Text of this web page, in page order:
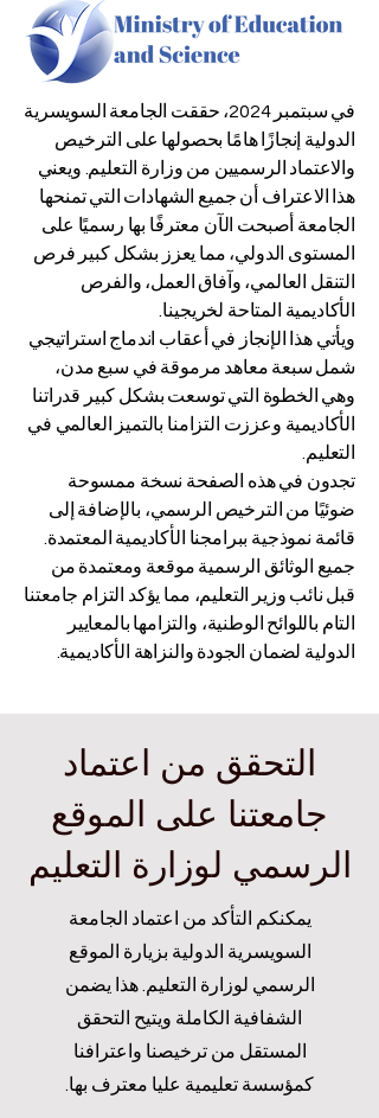
في سبتمبر 2024، حققت الجامعة السويسرية
الدولية إنجازًا هامًا بحصولها على الترخيص
والاعتماد الرسميين من وزارة التعليم. ويعني
هذا الاعتراف أن جميع الشهادات التي تمنحها
الجامعة أصبحت الآن معترفًا بها رسميًا على
المستوى الدولي، مما يعزز بشكل كبير فرص
التنقل العالمي، وآفاق العمل، والفرص
الأكاديمية المتاحة لخريجينا.
ويأتي هذا الإنجاز في أعقاب اندماج استراتيجي
شمل سبعة معاهد مرموقة في سبع مدن،
وهي الخطوة التي توسعت بشكل كبير قدراتنا
الأكاديمية وعززت التزامنا بالتميز العالمي في
التعليم.
تجدون في هذه الصفحة نسخة ممسوحة
ضوئيًا من الترخيص الرسمي، بالإضافة إلى
قائمة نموذجية ببرامجنا الأكاديمية المعتمدة.
جميع الوثائق الرسمية موقعة ومعتمدة من
قبل نائب وزير التعليم، مما يؤكد التزام جامعتنا
التام باللوائح الوطنية، والتزامها بالمعايير
الدولية لضمان الجودة والنزاهة الأكاديمية.
التحقق من اعتماد
جامعتنا على الموقع
الرسمي لوزارة التعليم
يمكنكم التأكد من اعتماد الجامعة
السويسرية الدولية بزيارة الموقع
الرسمي لوزارة التعليم. هذا يضمن
الشفافية الكاملة ويتيح التحقق
المستقل من ترخيصنا واعترافنا
كمؤسسة تعليمية عليا معترف بها.